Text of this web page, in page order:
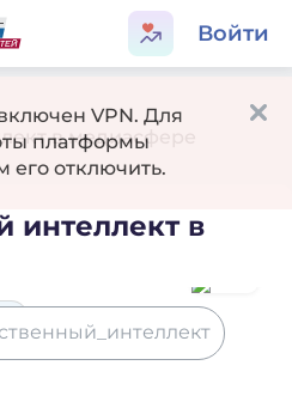
Войти
в медиасфере
интеллект в
VPN. Для
платформы
его отключить.